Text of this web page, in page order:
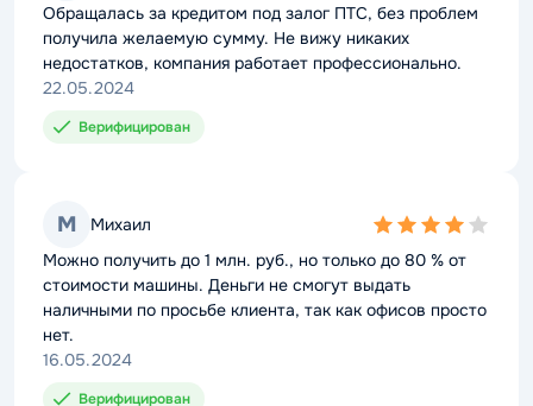
rating
Обращалась за кредитом под залог ПТС, без проблем
получила желаемую сумму. Не вижу никаких
недостатков, компания работает профессионально.
22.05.2024
Верифицирован
М Михаил
4,0
rating
Можно получить до 1 млн. руб., но только до 80 % от
стоимости машины. Деньги не смогут выдать
наличными по просьбе клиента, так как офисов просто
нет.
16.05.2024
Верифицирован